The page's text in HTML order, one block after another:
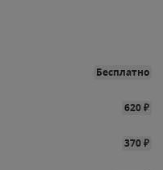
Бесплатно
620₽
370₽